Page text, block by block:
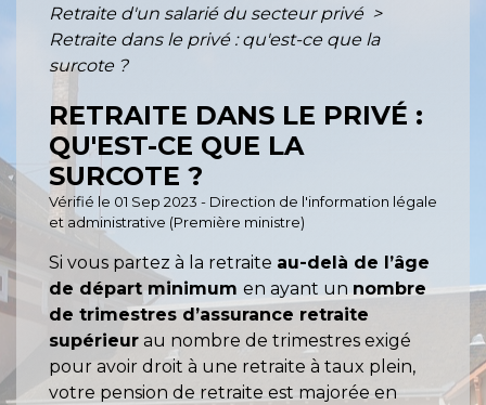
Retraite d'un salarié du secteur privé >
Retraite dans le privé : qu'est-ce que la
surcote ?
RETRAITE DANS LE PRIVÉ :
QU'EST-CE QUE LA
SURCOTE ?
Vérifié le 01 Sep 2023 - Direction de l'information légale
et administrative (Première ministre)
Si vous partez à la retraite au-delà de l’âge
de départ minimum en ayant un nombre
de trimestres d’assurance retraite
supérieur au nombre de trimestres exigé
pour avoir droit à une retraite à taux plein,
votre pension de retraite est majorée en